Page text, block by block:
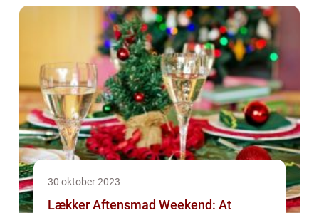
forbedrer din metabolisme. Denne...
30 oktober 2023
Lækker Aftensmad Weekend: At